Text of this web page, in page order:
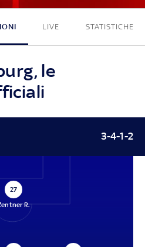
LIVE STATISTICHE
le
3-4-1-2
27
R.